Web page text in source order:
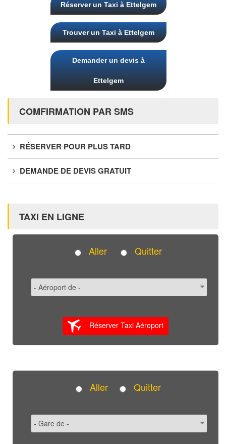
Réserver un Taxi à Ettelgem
Trouver un Taxi à Ettelgem
Demander un devis à
Ettelgem
COMFIRMATION PAR SMS
RÉSERVER POUR PLUS TARD
DEMANDE DE DEVIS GRATUIT
TAXI EN LIGNE
Aller Quitter
Réserver Taxi Aéroport
Aller Quitter